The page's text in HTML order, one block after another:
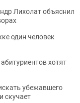
Лихолат объяснил
один человек
хотят
убежавшего
скучает